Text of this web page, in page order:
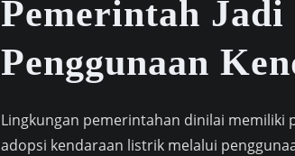
Pemerintah Jadi
Penggunaan
Lingkungan pemerintahan dinilai
adopsi kendaraan listrik melalui